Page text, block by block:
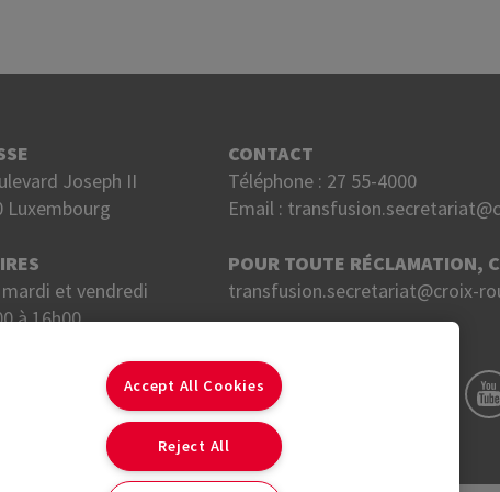
Joseph II
Luxembourg
mardi et vendredi
à 16h00.
CONTACT
Téléphone : 27 55-4000
Email :
POUR TOUTE RÉCLAMATION,
transfusion.secretariat@croix-
Accept All Cookies
Reject All